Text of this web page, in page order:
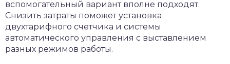
вспомогательный вариант вполне подходят.
Снизить затраты поможет установка
двухтарифного счетчика и системы
автоматического управления с выставлением
разных режимов работы.